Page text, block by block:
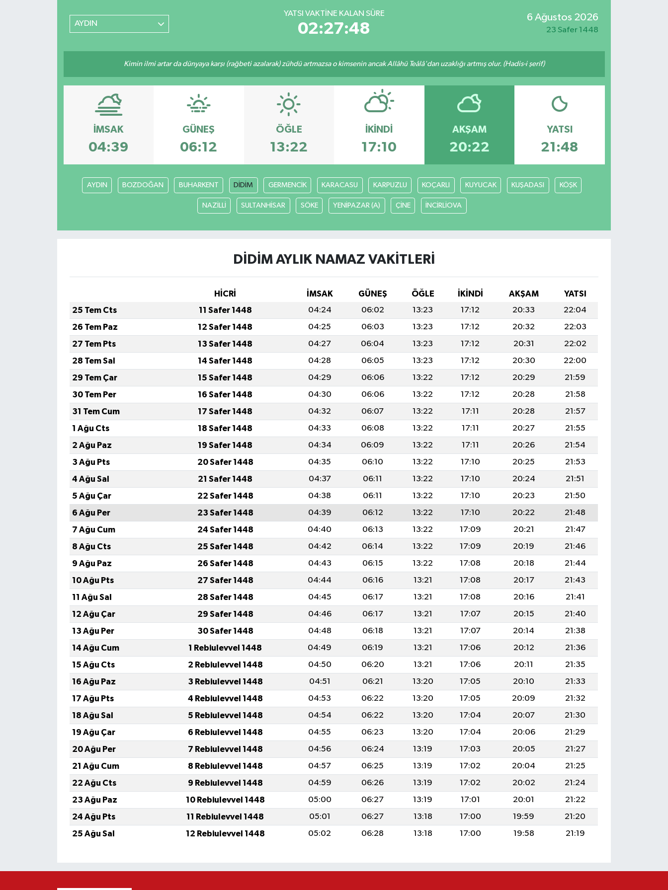
AYDIN
YATSI VAKTINE KALAN SÜRE
02:27:48
6 Ağustos 2026
23 Safer 1448
Kimin ilmi artar da dünyaya karşı (rağbeti azalarak) zühdü artmazsa o kimsenin ancak Allâhü Teâlâ'dan uzaklığı artmış olur. (Hadis-i şerif)
İMSAK
04:39
GÜNEŞ
06:12
ÖĞLE
13:22
İKINDI
17:10
AKŞAM
20:22
YATSI
21:48
AYDIN BOZDOĞAN BUHARKENT DİDİM GERMENCİK KARACASU KARPUZLU KOÇARLI KUYUCAK KUŞADASI KÖŞK
NAZİLLİ SULTANHİSAR SÖKE YENİPAZAR (A) ÇİNE İNCİRLİOVA
DİDİM AYLIK NAMAZ VAKITLERI
HİCRİ İMSAK GÜNEŞ ÖĞLE İKINDI AKŞAM
YATSI
25 Tem Cts
11 Safer 1448 04:24 06:02 13:23 17:12 20:33
22:04
26 Tem Paz
12 Safer 1448 04:25 06:03 13:23 17:12 20:32
22:03
27 Tem Pts
13 Safer 1448 04:27 06:04 13:23 17:12 20:31
22:02
28 Tem Sal
14 Safer 1448 04:28 06:05 13:23 17:12 20:30
22:00
29 Tem Çar
15 Safer 1448 04:29 06:06 13:22 17:12 20:29
21:59
30 Tem Per
16 Safer 1448 04:30 06:06 13:22 17:12 20:28
21:58
31 Tem Cum
17 Safer 1448 04:32 06:07 13:22 17:11 20:28
21:57
1 Ağu Cts
18 Safer 1448 04:33 06:08 13:22 17:11 20:27
21:55
2 Ağu Paz
19 Safer 1448 04:34 06:09 13:22 17:11 20:26
21:54
3 Ağu Pts
20 Safer 1448 04:35 06:10 13:22 17:10 20:25
21:53
4 Ağu Sal
21 Safer 1448 04:37 06:11 13:22 17:10 20:24
21:51
5 Ağu Çar
22 Safer 1448 04:38 06:11 13:22 17:10 20:23
21:50
6 Ağu Per
23 Safer 1448 04:39 06:12 13:22 17:10 20:22
21:48
7 Ağu Cum
24 Safer 1448 04:40 06:13 13:22 17:09 20:21
21:47
8 Ağu Cts
25 Safer 1448 04:42 06:14 13:22 17:09 20:19
21:46
9 Ağu Paz
26 Safer 1448 04:43 06:15 13:22 17:08 20:18
21:44
10 Ağu Pts
27 Safer 1448 04:44 06:16 13:21 17:08 20:17
21:43
11 Ağu Sal
28 Safer 1448 04:45 06:17 13:21 17:08 20:16
21:41
12 Ağu Çar
29 Safer 1448 04:46 06:17 13:21 17:07 20:15
21:40
13 Ağu Per
30 Safer 1448 04:48 06:18 13:21 17:07 20:14
21:38
14 Ağu Cum
1 Rebiulevvel 1448 04:49 06:19 13:21 17:06 20:12
21:36
15 Ağu Cts
2 Rebiulevvel 1448 04:50 06:20 13:21 17:06 20:11
21:35
16 Ağu Paz
3 Rebiulevvel 1448 04:51 06:21 13:20 17:05 20:10
21:33
17 Ağu Pts
4 Rebiulevvel 1448 04:53 06:22 13:20 17:05 20:09
21:32
18 Ağu Sal
5 Rebiulevvel 1448 04:54 06:22 13:20 17:04 20:07
21:30
19 Ağu Çar
6 Rebiulevvel 1448 04:55 06:23 13:20 17:04 20:06
21:29
20 Ağu Per
7 Rebiulevvel 1448 04:56 06:24 13:19 17:03 20:05
21:27
21 Ağu Cum
8 Rebiulevvel 1448 04:57 06:25 13:19 17:02 20:04
21:25
22 Ağu Cts
9 Rebiulevvel 1448 04:59 06:26 13:19 17:02 20:02
21:24
23 Ağu Paz
10 Rebiulevvel 1448 05:00 06:27 13:19 17:01 20:01
21:22
24 Ağu Pts
11 Rebiulevvel 1448 05:01 06:27 13:18 17:00 19:59
21:20
25 Ağu Sal
12 Rebiulevvel 1448 05:02 06:28 13:18 17:00 19:58 21:19